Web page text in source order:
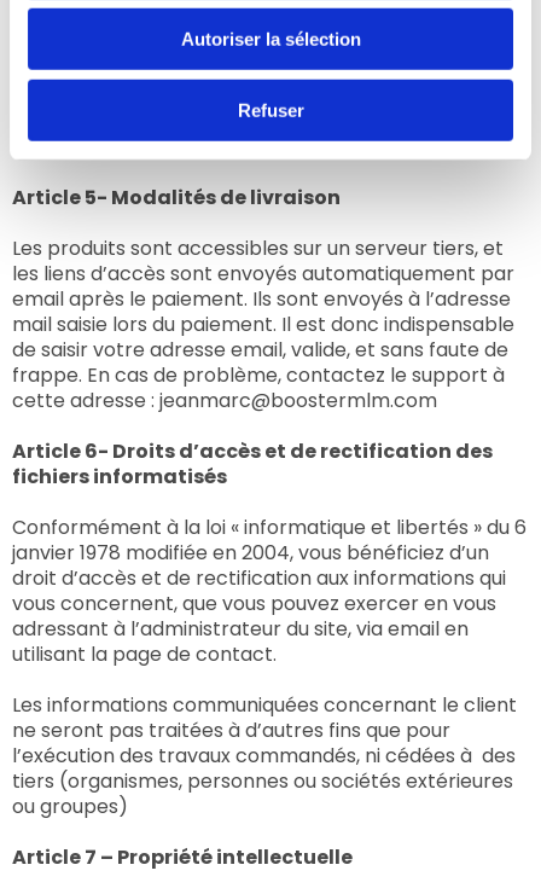
Autoriser la sélection
Refuser
impossibilité d’accès, ou de mauvaises conditions
d’utilisation du site imputables à un équipement non
adapté, à des dysfonctionnements internes au
fournisseur d’accès de l’utilisateur, à l’encombrement
du réseau Internet, et pour toutes autres raisons
extérieures à Boostermlm.com.
Article 5- Modalités de livraison
Les produits sont accessibles sur un serveur tiers, et
les liens d’accès sont envoyés automatiquement par
email après le paiement. Ils sont envoyés à l’adresse
mail saisie lors du paiement. Il est donc indispensable
de saisir votre adresse email, valide, et sans faute de
frappe. En cas de problème, contactez le support à
cette adresse : jeanmarc@boostermlm.com
Article 6- Droits d’accès et de rectification des
fichiers informatisés
Conformément à la loi « informatique et libertés » du 6
janvier 1978 modifiée en 2004, vous bénéficiez d’un
droit d’accès et de rectification aux informations qui
vous concernent, que vous pouvez exercer en vous
adressant à l’administrateur du site, via email en
utilisant la page de contact.
Les informations communiquées concernant le client
ne seront pas traitées à d’autres fins que pour
l’exécution des travaux commandés, ni cédées à des
tiers (organismes, personnes ou sociétés extérieures
ou groupes)
Article 7 – Propriété intellectuelle